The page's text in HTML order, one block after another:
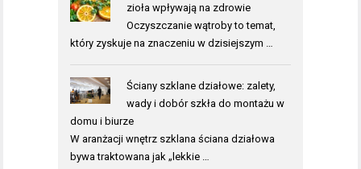
zioła wpływają na zdrowie
Oczyszczanie wątroby to temat,
który zyskuje na znaczeniu w dzisiejszym …
Ściany szklane działowe: zalety,
wady i dobór szkła do montażu w
domu i biurze
W aranżacji wnętrz szklana ściana działowa
bywa traktowana jak „lekkie …